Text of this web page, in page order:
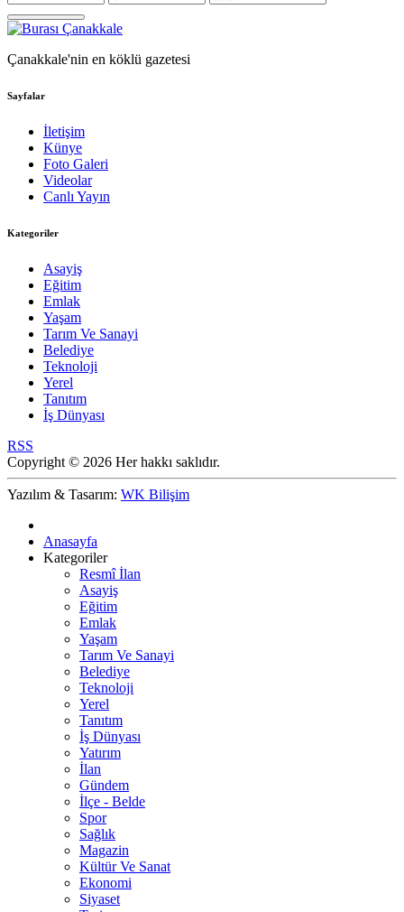
Çanakkale'nin en köklü gazetesi
Sayfalar
İletişim
Künye
Foto Galeri
Videolar
Canlı Yayın
Kategoriler
Asayiş
Eğitim
Emlak
Yaşam
Tarım Ve Sanayi
Belediye
Teknoloji
Yerel
Tanıtım
İş Dünyası
RSS
Copyright © 2026 Her hakkı saklıdır.
Yazılım & Tasarım: WK Bilişim
Anasayfa
Kategoriler
Resmî İlan
Asayiş
Eğitim
Emlak
Yaşam
Tarım Ve Sanayi
Belediye
Teknoloji
Yerel
Tanıtım
İş Dünyası
Yatırım
İlan
Gündem
İlçe - Belde
Spor
Sağlık
Magazin
Kültür Ve Sanat
Ekonomi
Siyaset